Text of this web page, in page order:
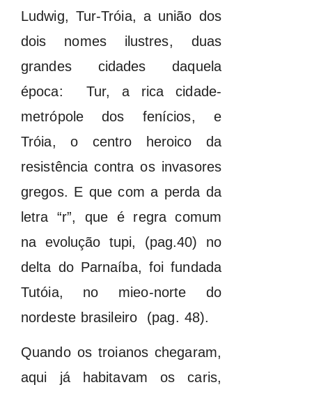
Ludwig, Tur-Tróia, a união dos
dois nomes ilustres, duas
grandes cidades daquela
época: Tur, a rica cidade-
metrópole dos fenícios, e
Tróia, o centro heroico da
resistência contra os invasores
gregos. E que com a perda da
letra “r”, que é regra comum
na evolução tupi, (pag.40) no
delta do Parnaíba, foi fundada
Tutóia, no mieo-norte do
nordeste brasileiro (pag. 48).
Quando os troianos chegaram,
aqui já habitavam os caris,